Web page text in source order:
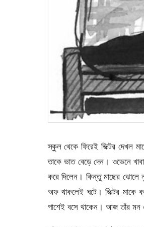
স্কুল থেকে ফিরেই ভিক্টর দেখল
তাকে ভাত বেড়ে দেন। ওভেনে
করে দিলেন। কিন্তু মাছের ঝোলে
অফ থাকলেই ঘটে। ভিক্টর মাকে
পাশেই বসে থাকেন। আজ তাঁর